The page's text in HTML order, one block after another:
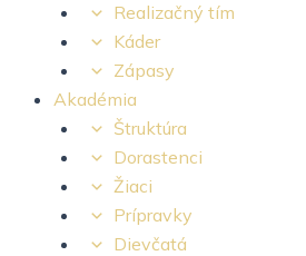
Realizačný tím
Káder
Zápasy
Akadémia
Štruktúra
Dorastenci
Žiaci
Prípravky
Dievčatá